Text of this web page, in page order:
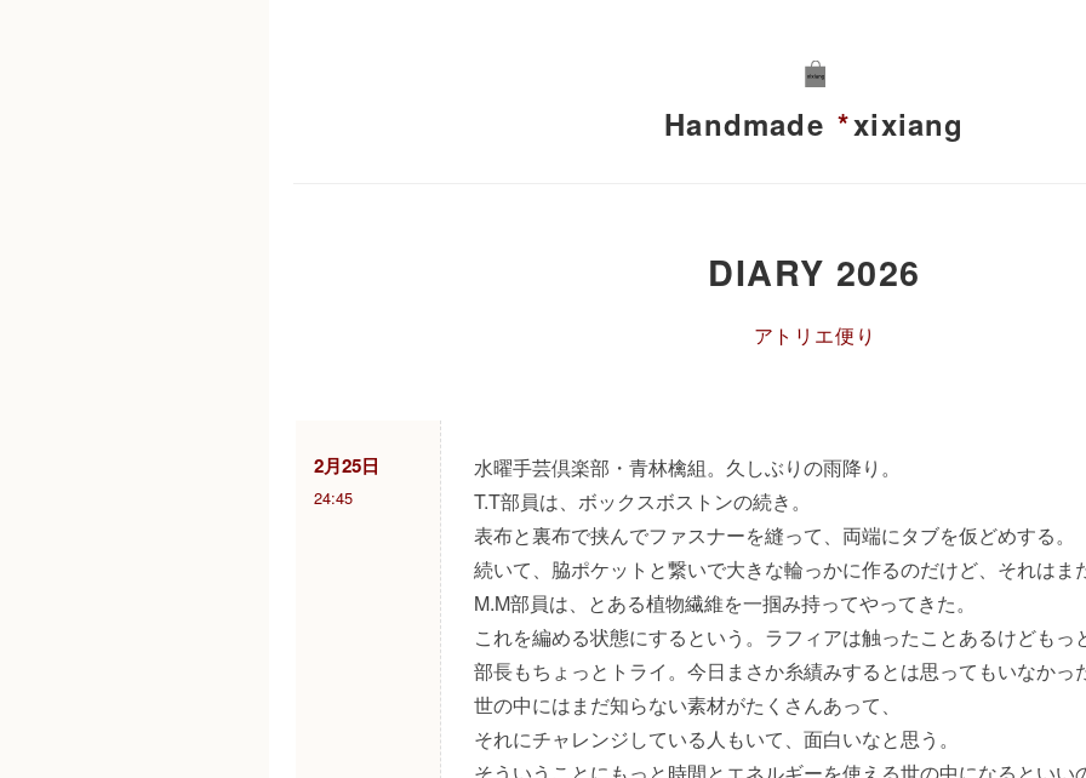
Handmade *xixiang
DIARY 2026
アトリエ便り
2月25日
24:45
水曜手芸倶楽部・青林檎組。久しぶりの雨降り。
T.T部員は、ボックスボストンの続き。
表布と裏布で挟んでファスナーを縫って、両端にタブを仮どめする。
続いて、脇ポケットと繋いで大きな輪っかに作るのだけど、それはま
M.M部員は、とある植物繊維を一掴み持ってやってきた。
これを編める状態にするという。ラフィアは触ったことあるけどもっ
部長もちょっとトライ。今日まさか糸績みするとは思ってもいなかっ
世の中にはまだ知らない素材がたくさんあって、
それにチャレンジしている人もいて、面白いなと思う。